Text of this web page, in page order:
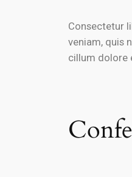
Consectetur
veniam, quis
cillum dolore